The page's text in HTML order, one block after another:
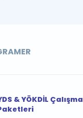
& YÖKDİL Çalışma